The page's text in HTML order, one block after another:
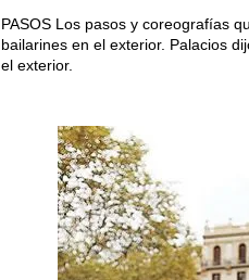
PASOS Los pasos y coreografías
bailarines en el exterior. Palacios
el exterior.